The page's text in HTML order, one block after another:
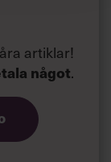
artiklar!
något.